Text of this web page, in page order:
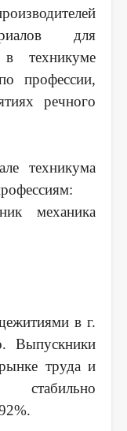
для
техникуме
профессии,
речного
техникума
механика
в г.
Выпускники
труда и
стабильно